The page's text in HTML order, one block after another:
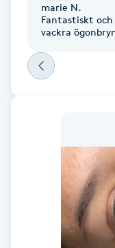
Faceliftmassage
Fet hårbotten
Fibromassage
marie N.
Fantastiskt
vackra